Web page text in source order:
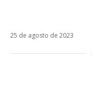
25 de agosto de 2023